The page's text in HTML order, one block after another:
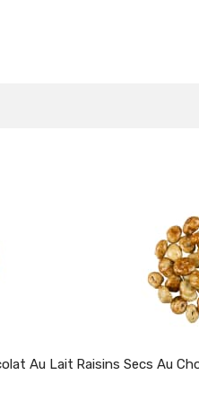
Au Lait Raisins Secs Au